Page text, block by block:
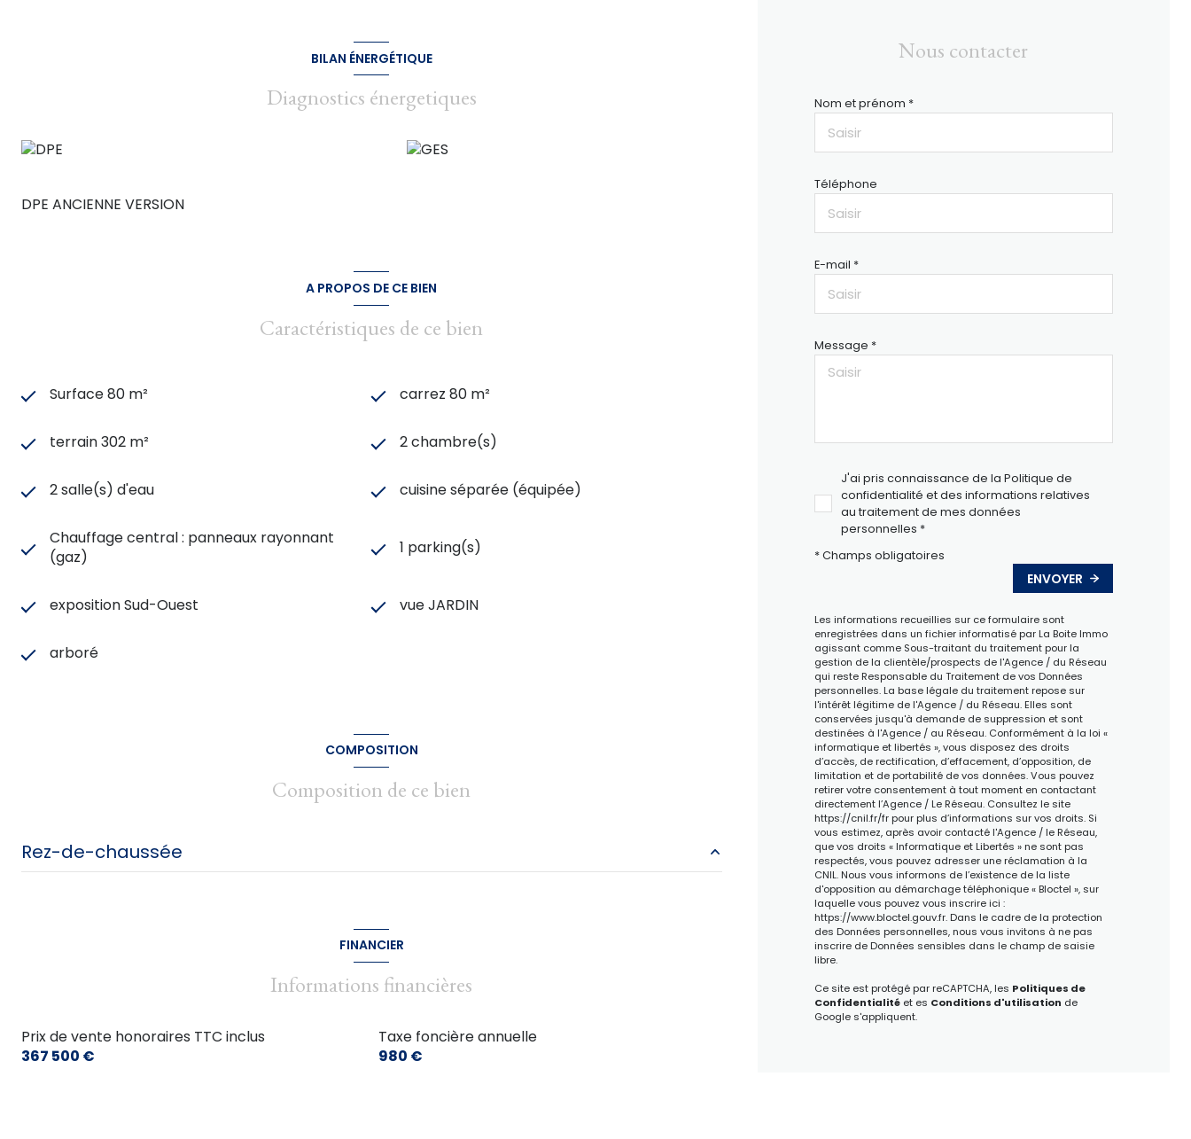
BILAN ÉNERGÉTIQUE
Diagnostics énergetiques
DPE ANCIENNE VERSION
A PROPOS DE CE BIEN
Caractéristiques de ce bien
Surface 80 m² carrez 80 m²
terrain 302 m² 2 chambre(s)
2 salle(s) d'eau cuisine séparée (équipée)
Chauffage central : panneaux rayonnant
(gaz)
1 parking(s)
exposition Sud-Ouest vue JARDIN
arboré
COMPOSITION
Composition de ce bien
Rez-de-chaussée
salon/sejour
FINANCIER
Informations financières
Prix de vente honoraires TTC inclus
367 500 €
Taxe foncière annuelle
980 €
Nous contacter
Nom et prénom *
Téléphone
E-mail *
Message *
J'ai pris connaissance de la Politique de
confidentialité et des informations relatives
au traitement de mes données
personnelles *
* Champs obligatoires
ENVOYER
Les informations recueillies sur ce formulaire sont
enregistrées dans un fichier informatisé par La Boite Immo
agissant comme Sous-traitant du traitement pour la
gestion de la clientèle/prospects de l'Agence / du Réseau
qui reste Responsable du Traitement de vos Données
personnelles. La base légale du traitement repose sur
l'intérêt légitime de l'Agence / du Réseau. Elles sont
conservées jusqu'à demande de suppression et sont
destinées à l'Agence / au Réseau. Conformément à la loi «
informatique et libertés », vous disposez des droits
d’accès, de rectification, d’effacement, d’opposition, de
limitation et de portabilité de vos données. Vous pouvez
retirer votre consentement à tout moment en contactant
directement l’Agence / Le Réseau. Consultez le site
https://cnil.fr/frpour plus d’informations sur vos droits. Si
vous estimez, après avoir contacté l'Agence / le Réseau,
que vos droits « Informatique et Libertés » ne sont pas
respectés, vous pouvez adresser une réclamation à la
CNIL. Nous vous informons de l’existence de la liste
d'opposition au démarchage téléphonique « Bloctel », sur
laquelle vous pouvez vous inscrire ici :
https://www.bloctel.gouv.fr. Dans le cadre de la protection
des Données personnelles, nous vous invitons à ne pas
inscrire de Données sensibles dans le champ de saisie
libre.
Ce site est protégé par reCAPTCHA, les Politiques de
Confidentialitéet es Conditions d'utilisation de
Google s'appliquent.